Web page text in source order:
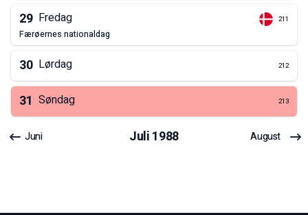
29 Fredag 211
færøernes nationaldag
30 Lørdag 212
31 Søndag 213
Juni Juli1988 August